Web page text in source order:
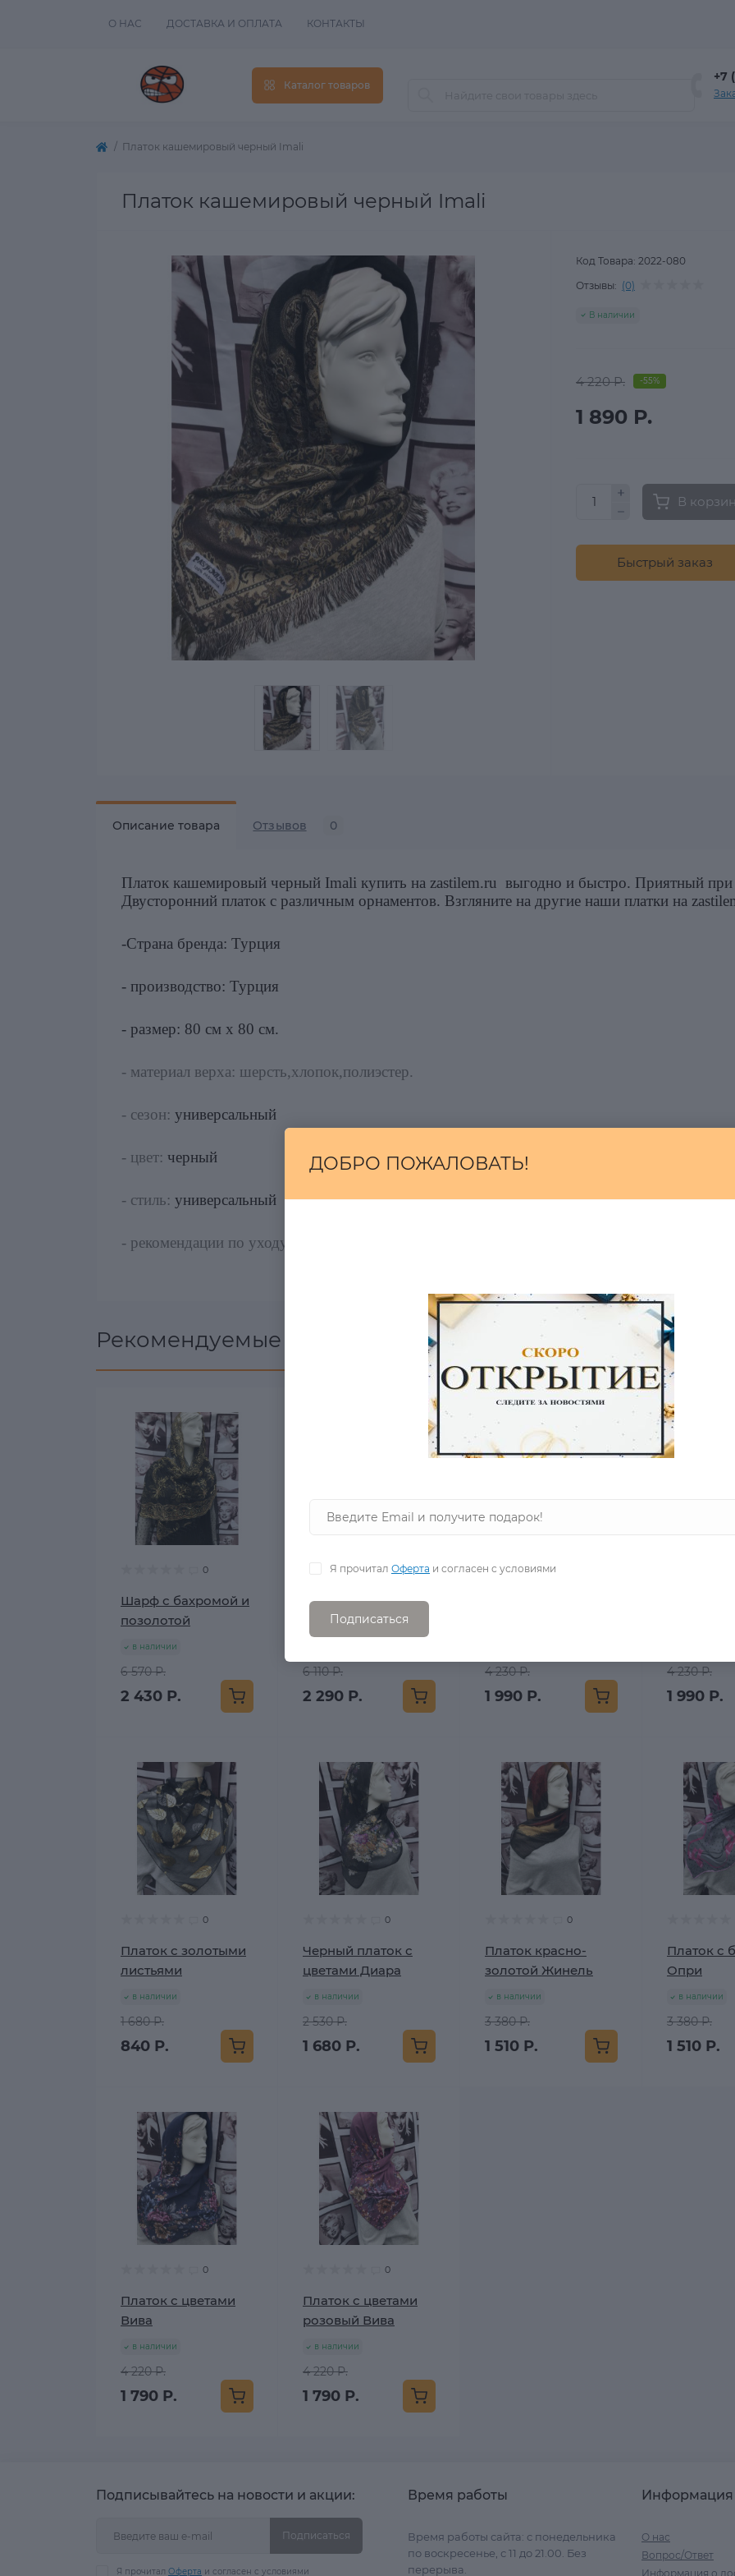
О НАС ДОСТАВКА И ОПЛАТА КОНТАКТЫ
Каталог товаров
+7
Платок кашемировый черный Imali
Платок кашемировый черный Imali
Код Товара: 2022-080
Отзывы: (0)
В наличии
4 220 Р. -55%
1 890 Р.
В
Быстрый заказ
Описание товара Отзывов 0
Платок кашемировый черный Imali купить на zastilem.ru выгодно и быстро. Приятный при
Двусторонний платок с различным орнаментов. Взгляните на другие наши платки на
-Страна бренда: Турция
- производство: Турция
- размер: 80 см х 80 см.
- материал верха: шерсть,хлопок,полиэстер.
- сезон: универсальный
- цвет: черный
- стиль: универсальный
- рекомендации по уходу:
Рекомендуемые товары
0
Шарф с бахромой и
позолотой
в наличии
6 570 Р.
2 430 Р.
0
Гипюровый Шарф с
позолотой
6 110 Р.
2 290 Р.
4 230 Р.
1 990 Р.
4 230 Р.
1 990 Р.
0
Платок с золотыми
листьями
в наличии
1 680 Р.
840 Р.
0
Черный платок с
цветами Диара
в наличии
2 530 Р.
1 680 Р.
0
Платок красно-
золотой Жинель
в наличии
3 380 Р.
1 510 Р.
Платок с
Опри
в наличии
3 380 Р.
1 510 Р.
0
Платок с цветами
Вива
в наличии
4 220 Р.
1 790 Р.
0
Платок с цветами
розовый Вива
в наличии
4 220 Р.
1 790 Р.
Подписывайтесь на новости и акции:
Подписаться
Я прочитал Оферта и согласен с условиями
Время работы
Время работы сайта: с понедельника
по воскресенье, с 11 до 21.00. Без
перерыва.
Информация
О нас
Вопрос/Ответ
Информация о
ДОБРО ПОЖАЛОВАТЬ!
Я прочитал Оферта и согласен с условиями
Подписаться